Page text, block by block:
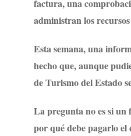
factura, una
administran los
Esta semana, una
hecho que, aunque
de Turismo del Estado
La pregunta no es si un
por qué debe pagarlo